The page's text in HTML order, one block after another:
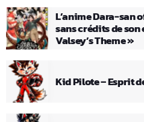
L’anime Dara-san
sans crédits de
Valsey’s Theme »
Kid Pilote – Esprit